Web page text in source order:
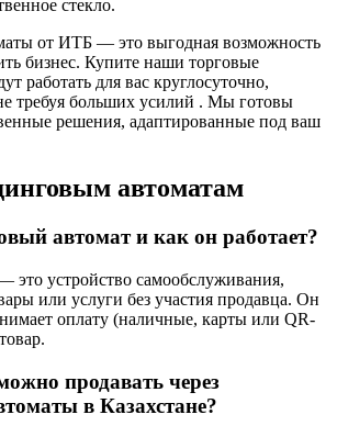
стекло.
от ИТБ — это выгодная возможность
бизнес. Купите наши торговые
работать для вас круглосуточно,
требуя больших усилий . Мы готовы
решения, адаптированные под ваш
автоматам
автомат и как он работает?
это устройство самообслуживания,
или услуги без участия продавца. Он
оплату (наличные, карты или QR-
продавать через
в Казахстане?